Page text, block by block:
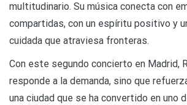
multitudinario. Su música conecta con
compartidas, con un espíritu positivo y
cuidada que atraviesa fronteras.
Con este segundo concierto en Madrid,
responde a la demanda, sino que
una ciudad que se ha convertido en uno